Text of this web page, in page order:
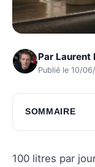
Par Laurent
Publié le 10/
SOMMAIRE
Chiffres clés
Astuces pour
100 litres par